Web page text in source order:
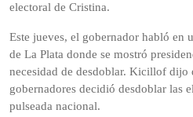
electoral de Cristina.
Este jueves, el gobernador habló en
de La Plata donde se mostró
necesidad de desdoblar. Kicillof dijo
gobernadores decidió desdoblar las
pulseada nacional.